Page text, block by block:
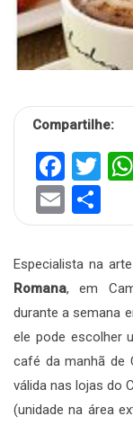
Compartilhe:
Email
Especialista na
Romana, em
durante a semana
ele pode escolher
café da manhã de
válida nas lojas do
(unidade na área